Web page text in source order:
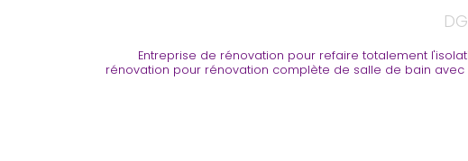
Entreprise de rénovation pour refaire totalement
rénovation pour rénovation complète de salle de bain